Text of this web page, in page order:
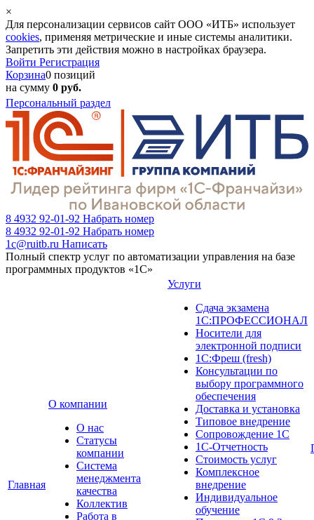
×
Для персонализации сервисов сайт ООО «ИТБ» использует
cookies, применяя метрические и иные системы аналитики.
Запретить эти действия можно в настройках браузера.
Войти Регистрация
Корзина0 позиций
на сумму 0 руб.
Персональный раздел
8 4932 92-01-92 Набрать номер
8 4932 92-01-92 Набрать номер
1c@ruitb.ru Написать
Полный спектр услуг по автоматизации управления на базе
программных продуктов «1С»
Главная
О компании
О нас
Cтатусы
компании
Система
менеджмента
качества
Коллектив
Работа в
Услуги
Сдача экзамена
1С:ПРОФЕССИОНАЛ
Носители для
электронной подписи
1С:Фреш (fresh)
Консультации по
выбору программного
обеспечения
Доставка и установка
Типовое внедрение
Сопровождение 1С
1С-Отчетность
Стоимость услуг
Комплексное
внедрение
Индивидуальное
обучение